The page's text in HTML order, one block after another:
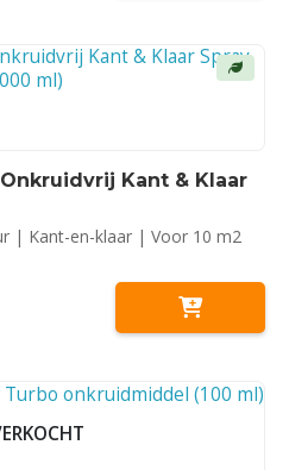
Kant & Klaar
| Kant-en-klaar | Voor 10 m2